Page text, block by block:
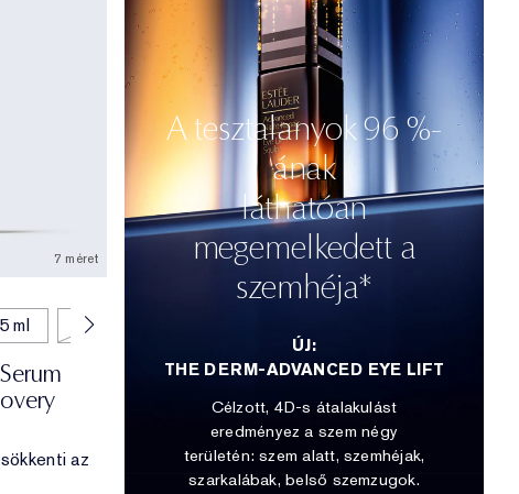
7 méret
ml 75 ml
az
A tesztalanyok 96 %-
ának
láthatóan
megemelkedett a
szemhéja*
ÚJ:
THE DERM-ADVANCED EYE LIFT
Célzott, 4D-s átalakulást
eredményez a szem négy
területén: szem alatt, szemhéjak,
szarkalábak, belső szemzugok.